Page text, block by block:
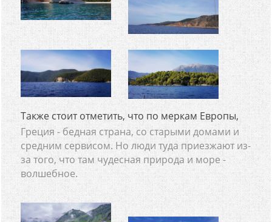
Также стоит отметить, что по меркам Европы,
Греция - бедная страна, со старыми домами и
средним сервисом. Но люди туда приезжают из-
за того, что там чудесная природа и море -
волшебное.